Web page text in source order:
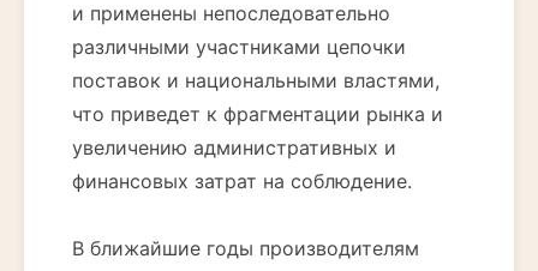
и применены непоследовательно
различными участниками цепочки
поставок и национальными властями,
что приведет к фрагментации рынка и
увеличению административных и
финансовых затрат на соблюдение.
В ближайшие годы производителям